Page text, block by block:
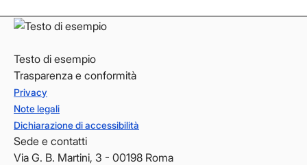
Testo di esempio
Trasparenza e conformità
Privacy
Note legali
Dichiarazione di accessibilità
Sede e contatti
Via G. B. Martini, 3 - 00198 Roma